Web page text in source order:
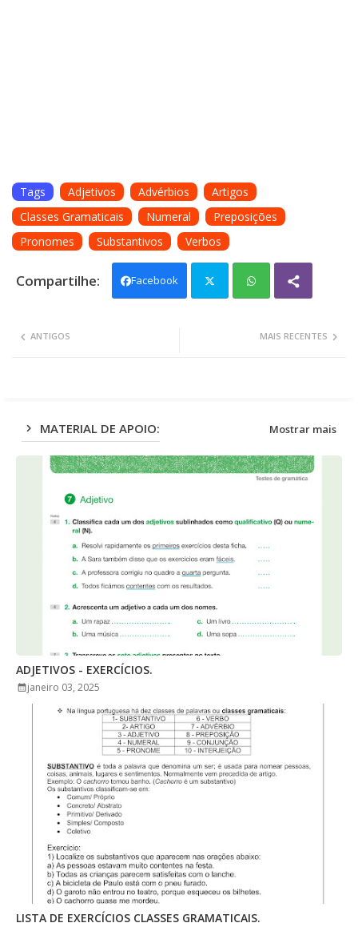
Tags Adjetivos Advérbios
Artigos
Classes Gramaticais
Numeral
Preposições
Pronomes
Substantivos Verbos
Facebook
MAIS RECENTES
ANTIGOS
MATERIAL DE APOIO: Mostrar mais
ADJETIVOS - EXERCÍCIOS.
janeiro 03, 2025
LISTA DE EXERCÍCIOS CLASSES GRAMATICAIS.